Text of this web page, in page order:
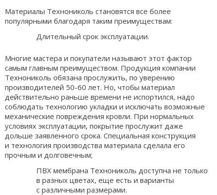
Материалы Технониколь становятся все более
популярными благодаря таким преимуществам:
Длительный срок эксплуатации.
Многие мастера и покупатели называют этот фактор
самым главным преимуществом. Продукция компании
Технониколь обязана прослужить, по уверению
производителей 50-60 лет. Но, чтобы материал
действительно раньше времени не испортился, надо
соблюдать технологию укладки и исключать возможные
механические повреждения кровли. При нормальных
условиях эксплуатации, покрытие прослужит даже
дольше заявленного срока. Специальная конструкция
и технология производства материала сделала его
прочным и долговечным;
ПВХ мембрана Технониколь доступна не только
в разных цветах, еще есть и варианты
с различными размерами.